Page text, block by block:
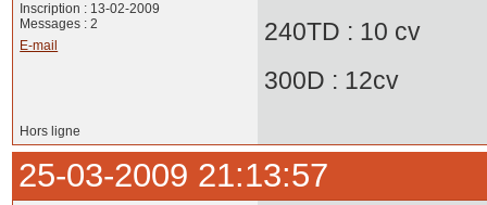
Inscription : 13-02-2009
Messages : 2
E-mail
240TD : 10 cv
300D : 12cv
Hors ligne
25-03-2009 21:13:57